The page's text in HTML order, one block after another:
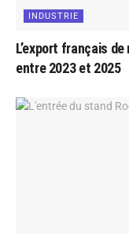
INDUSTRIE
L’export français
entre 2023 et 2025